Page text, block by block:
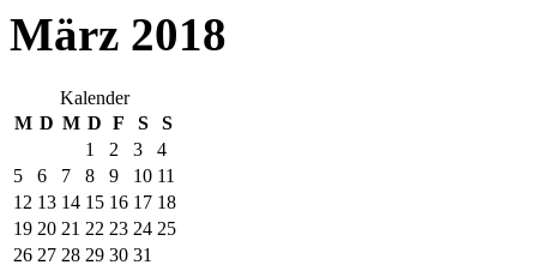
März 2018
Kalender
M D M D F S
S
1
2 3
4
5
6 7 8 9 10 11
12 13 14 15 16 17 18
19 20 21 22 23 24 25
26 27 28 29 30 31